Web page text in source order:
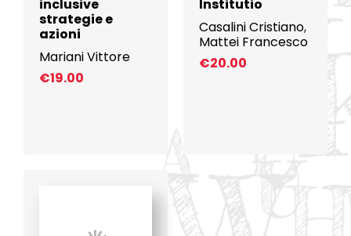
inclusive
strategie e
azioni
Mariani Vittore
€19.00
Institutio
Casalini Cristiano,
Mattei Francesco
€20.00